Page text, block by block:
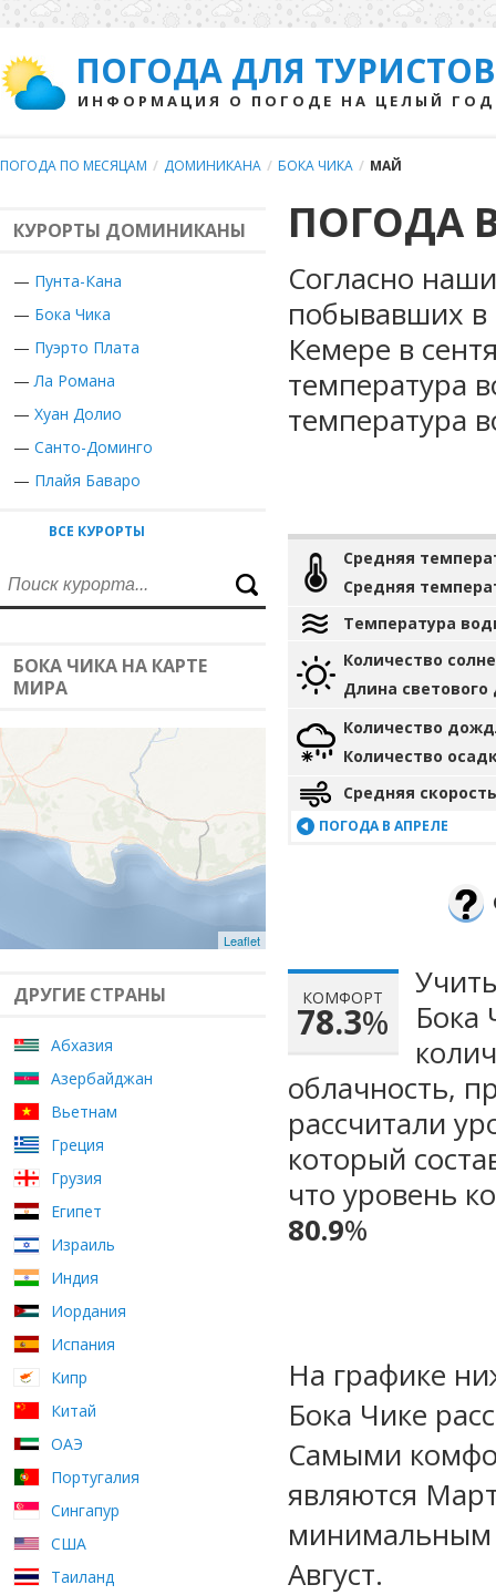
ПОГОДА ДЛЯ ТУРИСТОВ
ИНФОРМАЦИЯ О ПОГОДЕ НА ЦЕЛЫЙ ГОД
ПОГОДА ПО МЕСЯЦАМ / ДОМИНИКАНА / БОКА ЧИКА / МАЙ
КУРОРТЫ ДОМИНИКАНЫ
— Пунта-Кана
— Бока Чика
— Пуэрто Плата
—Ла Романа
— Хуан Долио
— Санто-Доминго
— Плайя Баваро
ВСЕ КУРОРТЫ
БОКА ЧИКА НА КАРТЕ
МИРА
Leaflet
ДРУГИЕ СТРАНЫ
Абхазия
Азербайджан
Вьетнам
Греция
Грузия
Египет
Израиль
Индия
Иордания
Испания
Кипр
Китай
ОАЭ
Португалия
Сингапур
США
Таиланд
ПОГОДА
Согласно
побывавших в
Кемере в
температура
температура
Средняя
Средняя
Температура
Количество
Длина светового
Количество
Количество
Средняя
ПОГОДА В АПРЕЛЕ
КОМФОРТ
78.3%
Бока
облачность,
рассчитали
который
что уровень
80.9%
На графике
Бока Чике
Самыми
являются
минимальным
Август.